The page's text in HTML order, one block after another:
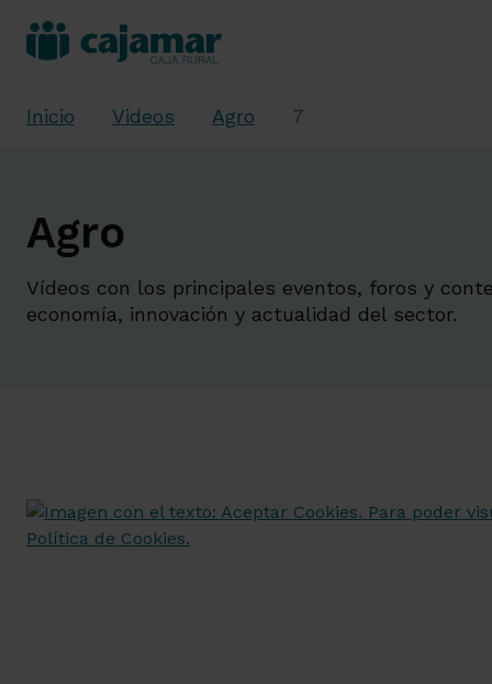
Inicio Videos Agro 7
Agro
Vídeos con los principales eventos, foros y
economía, innovación y actualidad del sector.